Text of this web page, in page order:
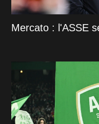
Mercato : l'ASSE